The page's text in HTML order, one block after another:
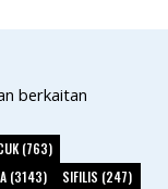
berkaitan
(763)
(3143)
SIFILIS (247)